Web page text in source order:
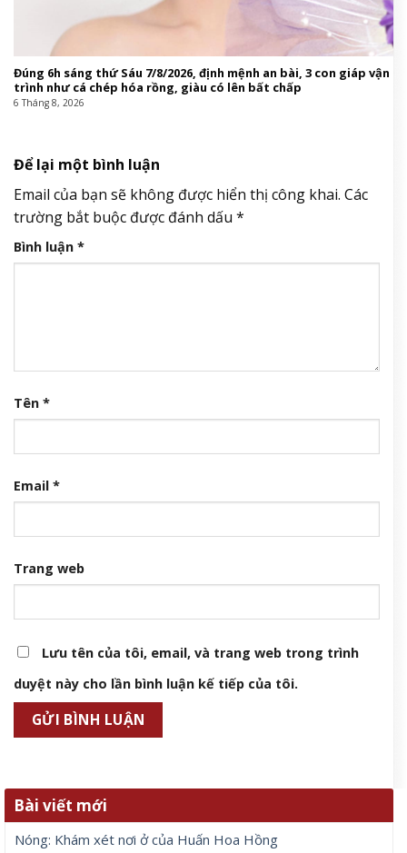
Đúng 6h sáng thứ Sáu 7/8/2026, định mệnh an bài, 3 con giáp vận
trình như cá chép hóa rồng, giàu có lên bất chấp
6 Tháng 8, 2026
Để lại một bình luận
Email của bạn sẽ không được hiển thị công khai. Các
trường bắt buộc được đánh dấu *
Bình luận *
Tên *
Email *
Trang web
Lưu tên của tôi, email, và trang web trong trình
duyệt này cho lần bình luận kế tiếp của tôi.
Bài viết mới
Nóng: Khám xét nơi ở của Huấn Hoa Hồng